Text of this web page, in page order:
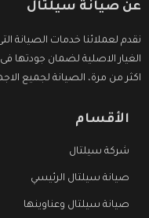
عن صيانة سيلتال
نقدم لعملائنا خدمات الصيانة
الغيار الاصلية لضمان جودتها
اكثر من مرة، الصيانة لجميع
الأقسام
شركة سيلتال
صيانة سيلتال الرئيسي
صيانة سيلتال وعناوينها